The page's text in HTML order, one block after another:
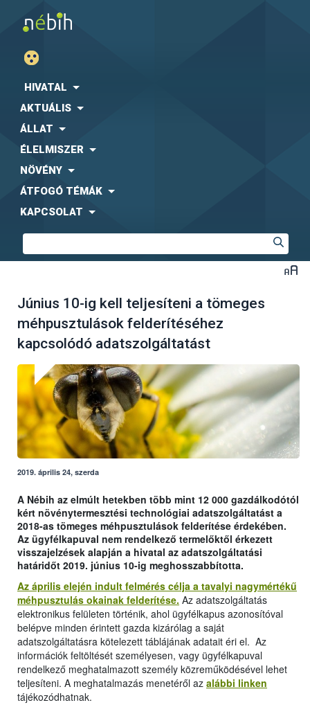
HIVATAL
AKTUÁLIS
ÁLLAT
ÉLELMISZER
NÖVÉNY
ÁTFOGÓ TÉMÁK
KAPCSOLAT
Június 10-ig kell teljesíteni a tömeges
méhpusztulások felderítéséhez
kapcsolódó adatszolgáltatást
2019. április 24, szerda
A Nébih az elmúlt hetekben több mint 12 000 gazdálkodótól
kért növénytermesztési technológiai adatszolgáltatást a
2018-as tömeges méhpusztulások felderítése érdekében.
Az ügyfélkapuval nem rendelkező termelőktől érkezett
visszajelzések alapján a hivatal az adatszolgáltatási
határidőt 2019. június 10-ig meghosszabbította.
Az április elején indult felmérés célja a tavalyi nagymértékű
méhpusztulás okainak felderítése. Az adatszolgáltatás
elektronikus felületen történik, ahol ügyfélkapus azonosítóval
belépve minden érintett gazda kizárólag a saját
adatszolgáltatásra kötelezett táblájának adatait éri el. Az
információk feltöltését személyesen, vagy ügyfélkapuval
rendelkező meghatalmazott személy közreműködésével lehet
teljesíteni. A meghatalmazás menetéről az alábbi linken
tájékozódhatnak.